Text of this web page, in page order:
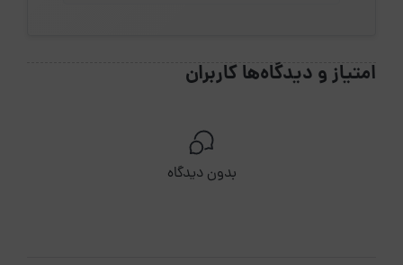
امتیاز و دیدگاه‌ها کاربران
بدون دیدگاه